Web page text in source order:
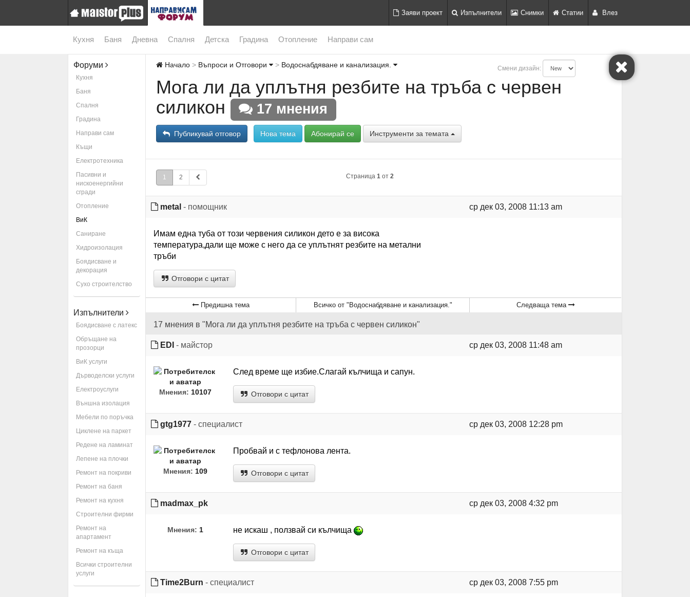
Заяви проект Изпълнители Снимки Статии Влез
Кухня Баня Дневна Спалня Детска Градина Отопление Направи сам
Форуми
Кухня
Баня
Спалня
Градина
Направи сам
Къщи
Електротехника
Пасивни и
нискоенергийни
сгради
Отопление
ВиК
Саниране
Хидроизолация
Боядисване и
декорация
Сухо строителство
Изпълнители
Боядисване с латекс
Обръщане на
прозорци
ВиК услуги
Дърводелски услуги
Електроуслуги
Външна изолация
Мебели по поръчка
Циклене на паркет
Редене на ламинат
Лепене на плочки
Ремонт на покриви
Ремонт на баня
Ремонт на кухня
Строителни фирми
Ремонт на
апартамент
Ремонт на къща
Всички строителни
услуги
Начало Въпроси и Отговори Водоснабдяване и канализация. Смени дизайн:
Мога ли да уплътня резбите на тръба с червен
силикон
17 мнения
Публикувай отговор Нова тема Абонирай се Инструменти за темата
1 2 Страница 1от 2
metal - помощник ср дек 03, 2008 11:13 am
Имам една туба от този червения силикон дето е за висока
температура,дали ще може с него да се уплътнят резбите на метални
тръби
Отговори с цитат
Предишна тема Всичко от "Водоснабдяване и канализация." Следваща тема
17 мнения в "Мога ли да уплътня резбите на тръба с червен силикон"
EDI - майстор ср дек 03, 2008 11:48 am
Мнения: 10107
След време ще избие.Слагай кълчища и сапун.
Отговори с цитат
gtg1977 - специалист ср дек 03, 2008 12:28 pm
Мнения: 109
Пробвай и с тефлонова лента.
Отговори с цитат
madmax_pk ср дек 03, 2008 4:32 pm
Мнения: 1 не искаш , ползвай си кълчища
Отговори с цитат
Time2Burn - специалист ср дек 03, 2008 7:55 pm